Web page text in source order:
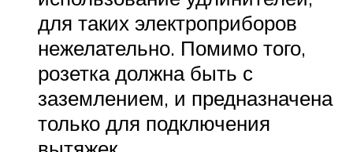
для таких электроприборов
нежелательно. Помимо того,
розетка должна быть с
заземлением, и предназначена
только для подключения